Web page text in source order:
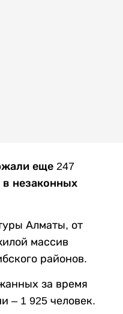
еще 247
в незаконных
Алматы, от
массив
районов.
за время
– 1 925 человек.